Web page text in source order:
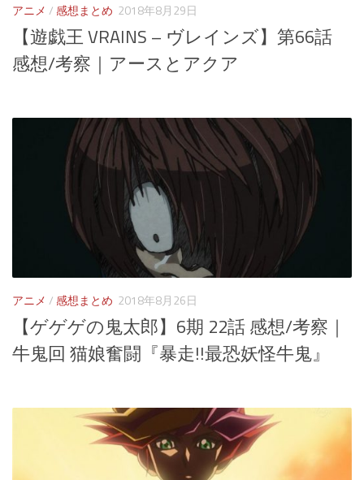
アニメ /感想まとめ 2018年8月29日
【遊戯王 VRAINS – ヴレインズ】第66話
感想/考察｜アースとアクア
アニメ /感想まとめ 2018年8月26日
【ゲゲゲの鬼太郎】6期 22話 感想/考察｜
牛鬼回 猫娘奮闘『暴走!!最恐妖怪牛鬼』